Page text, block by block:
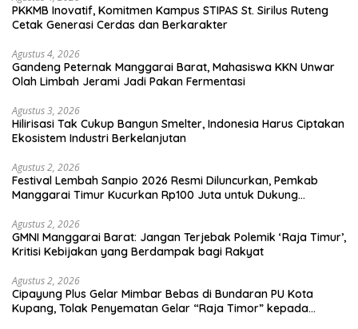
PKKMB Inovatif, Komitmen Kampus STIPAS St. Sirilus Ruteng
Cetak Generasi Cerdas dan Berkarakter
Agustus 4, 2026
Gandeng Peternak Manggarai Barat, Mahasiswa KKN Unwar
Olah Limbah Jerami Jadi Pakan Fermentasi
Agustus 3, 2026
Hilirisasi Tak Cukup Bangun Smelter, Indonesia Harus Ciptakan
Ekosistem Industri Berkelanjutan
Agustus 2, 2026
Festival Lembah Sanpio 2026 Resmi Diluncurkan, Pemkab
Manggarai Timur Kucurkan Rp100 Juta untuk Dukung
Agustus 2, 2026
GMNI Manggarai Barat: Jangan Terjebak Polemik ‘Raja Timur’,
Kritisi Kebijakan yang Berdampak bagi Rakyat
Agustus 2, 2026
Cipayung Plus Gelar Mimbar Bebas di Bundaran PU Kota
Kupang, Tolak Penyematan Gelar “Raja Timor” kepada